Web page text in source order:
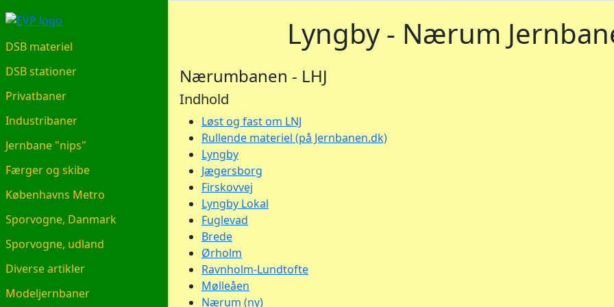
EVP.DK
DSB materiel
DSB stationer
Privatbaner
Industribaner
Jernbane "nips"
Færger og skibe
Københavns Metro
Sporvogne, Danmark
Sporvogne, udland
Diverse artikler
Modeljernbaner
Lyngby - Nærum
Nærumbanen - LHJ
Indhold
Løst og fast om LNJ
Rullende materiel (på Jernbanen.dk)
Lyngby
Jægersborg
Firskovvej
Lyngby Lokal
Fuglevad
Brede
Ørholm
Ravnholm-Lundtofte
Mølleåen
Nærum (ny)